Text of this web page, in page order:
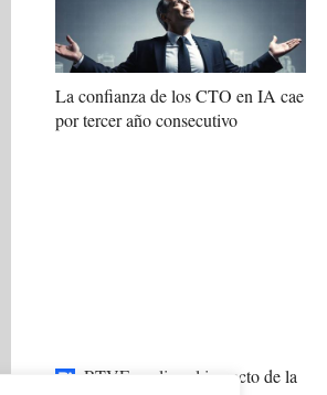
La confianza de los CTO en IA cae
por tercer año consecutivo
RTVE analiza el impacto de la